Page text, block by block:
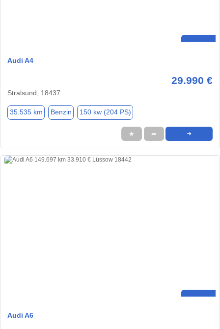
Audi A4
29.990 €
Stralsund, 18437
35.535 km Benzin 150 kw (204 PS)
★ ➦ ➜
Audi A6